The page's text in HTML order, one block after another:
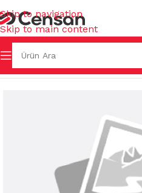
Skip to navigation
Skip to main content
MUTFAK KEPÇE & KEVGİR